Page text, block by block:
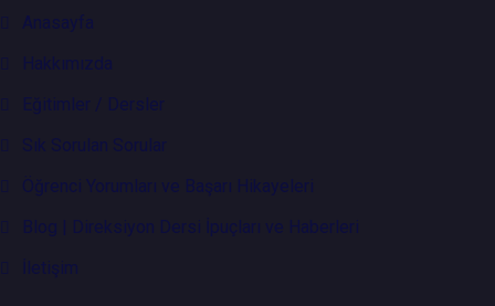
Anasayfa
Hakkımızda
Eğitimler / Dersler
Sık Sorulan Sorular
Öğrenci Yorumları ve Başarı Hikayeleri
Blog | Direksiyon Dersi İpuçları ve Haberleri
İletişim